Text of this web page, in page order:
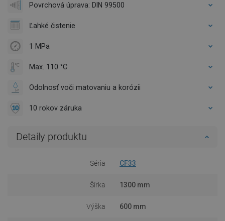
Povrchová úprava: DIN 99500
Ľahké čistenie
1 MPa
Max. 110 °C
Odolnosť voči matovaniu a korózii
10 rokov záruka
Detaily produktu
Séria CF33
Šírka 1300 mm
Výška 600 mm